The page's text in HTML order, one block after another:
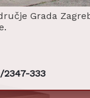
Grada
2347-333